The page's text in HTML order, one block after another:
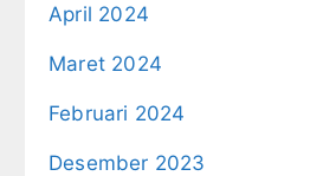
April 2024
Maret 2024
Februari 2024
Desember 2023